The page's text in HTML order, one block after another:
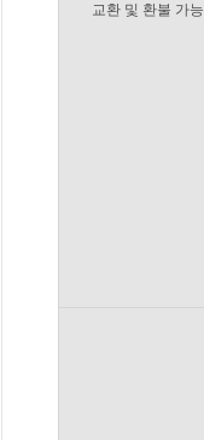
교환 및 환불 가능